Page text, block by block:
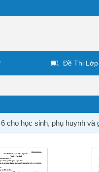
Đề Thi Lớp
cho học sinh, phụ huynh và